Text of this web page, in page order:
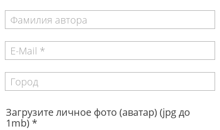
Загрузите личное фото (аватар) (jpg до
1mb) *